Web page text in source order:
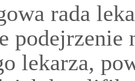
rada
podejrzenie
lekarza,